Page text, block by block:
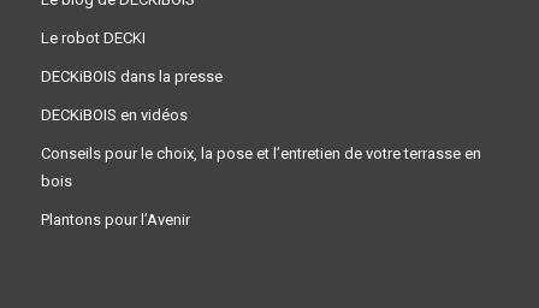
Le robot DECKI
DECKiBOIS dans la presse
DECKiBOIS en vidéos
Conseils pour le choix, la pose et l’entretien de votre terrasse en
bois
Plantons pour l’Avenir